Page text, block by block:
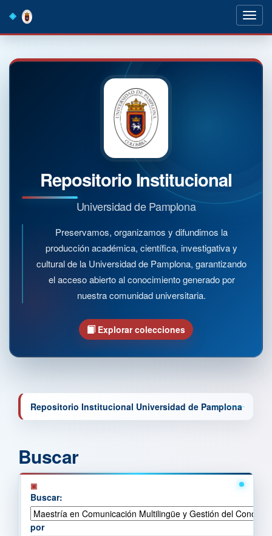
navigation
Repositorio Institucional
Universidad de Pamplona
Preservamos, organizamos y difundimos la
producción académica, científica, investigativa y
cultural de la Universidad de Pamplona, garantizando
el acceso abierto al conocimiento generado por
nuestra comunidad universitaria.
Explorar colecciones
Repositorio Institucional Universidad de Pamplona
Buscar
Buscar:
por